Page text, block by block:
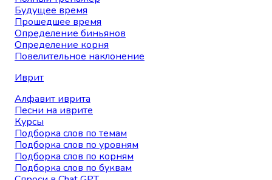
Будущее время
Прошедшее время
Определение биньянов
Определение корня
Повелительное наклонение
Иврит
Алфавит иврита
Песни на иврите
Курсы
Подборка слов по темам
Подборка слов по уровням
Подборка слов по корням
Подборка слов по буквам